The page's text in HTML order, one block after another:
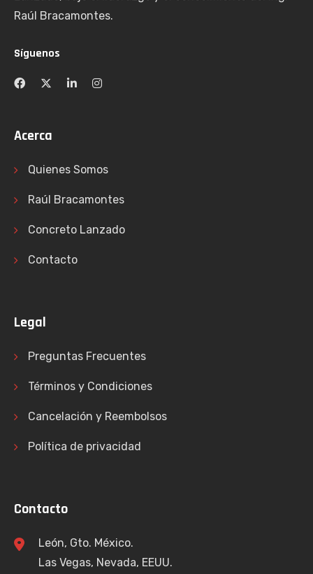
Raúl Bracamontes.
Síguenos
Acerca
Quienes Somos
Raúl Bracamontes
Concreto Lanzado
Contacto
Legal
Preguntas Frecuentes
Términos y Condiciones
Cancelación y Reembolsos
Política de privacidad
Contacto
León, Gto. México.
Las Vegas, Nevada, EEUU.